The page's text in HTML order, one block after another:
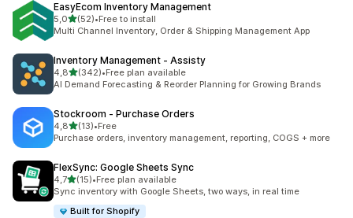
EasyEcom Inventory Management
5,0z 5 hvězd
(52)
Celkový počet recenzí: 52
•Free to install
Multi Channel Inventory, Order & Shipping Management App
Inventory Management ‑ Assisty
4,8z 5 hvězd
(342)
Celkový počet recenzí: 342
•Free plan available
AI Demand Forecasting & Reorder Planning for Growing Brands
Stockroom ‑ Purchase Orders
4,8z 5 hvězd
(13)
Celkový počet recenzí: 13
•Free
Purchase orders, inventory management, reporting, COGS + more
FlexSync: Google Sheets Sync
4,7z 5 hvězd
(15)
Celkový počet recenzí: 15
•Free plan available
Sync inventory with Google Sheets, two ways, in real time
Built for Shopify